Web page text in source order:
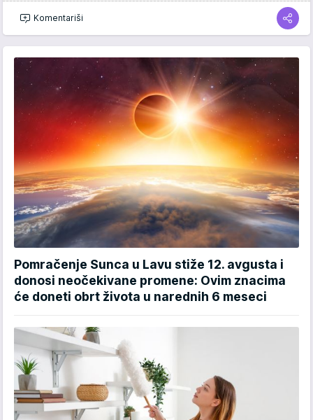
Komentariši
Pomračenje Sunca u Lavu stiže 12. avgusta i
donosi neočekivane promene: Ovim znacima
će doneti obrt života u narednih 6 meseci